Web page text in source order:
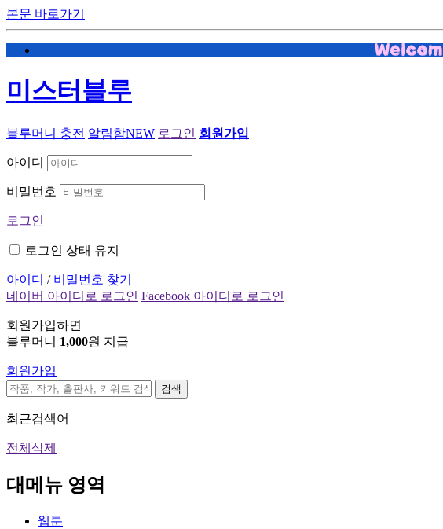
본문 바로가기
미스터블루
블루머니 충전 알림함NEW 로그인 회원가입
아이디
비밀번호
로그인
로그인 상태 유지
아이디 / 비밀번호 찾기
네이버 아이디로 로그인 Facebook 아이디로 로그인
회원가입하면
블루머니 1,000원 지급
회원가입
검색
최근검색어
전체삭제
대메뉴 영역
웹툰